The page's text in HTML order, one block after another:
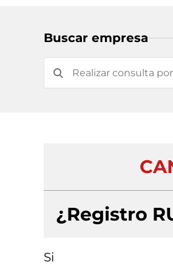
Buscar empresa
¿Registro
Si